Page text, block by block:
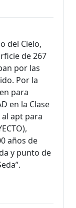
del Cielo,
de 267
por las
Por la
para
en la Clase
al apt para
años de
y punto de